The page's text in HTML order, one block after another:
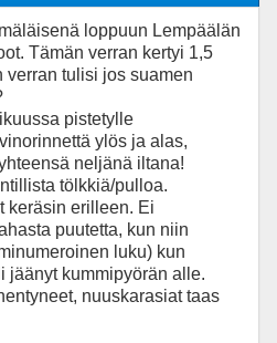
loppuun Lempäälän
Tämän verran kertyi 1,5
verran tulisi jos suamen
pistetylle
ylös ja alas,
neljänä iltana!
tölkkiä/pulloa.
keräsin erilleen. Ei
puutetta, kun niin
luku) kun
jäänyt kummipyörän alle.
nuuskarasiat taas